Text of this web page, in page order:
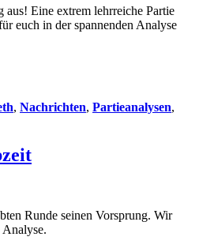
aus! Eine extrem lehrreiche Partie
euch in der spannenden Analyse
, Nachrichten, Partieanalysen,
Runde seinen Vorsprung. Wir
Analyse.